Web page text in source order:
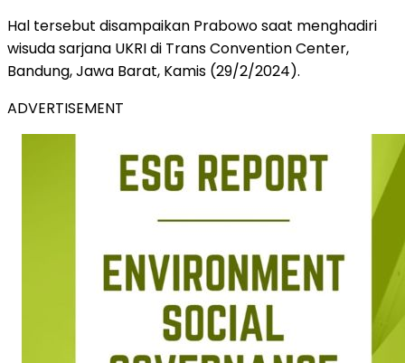
Hal tersebut disampaikan Prabowo saat menghadiri
wisuda sarjana UKRI di Trans Convention Center,
Bandung, Jawa Barat, Kamis (29/2/2024).
ADVERTISEMENT